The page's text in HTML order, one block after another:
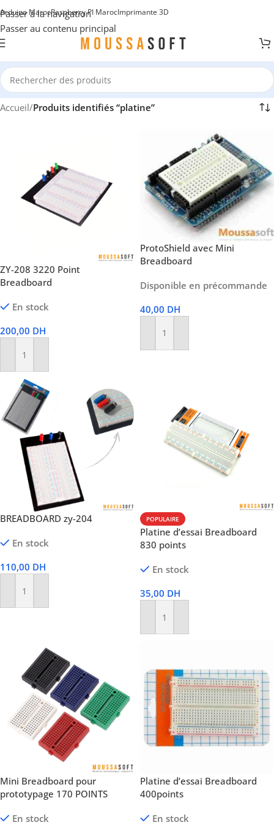
Passer à la navigation
Passer au contenu principal
Arduino MarocRaspberry PI MarocImprimante 3D
Accueil/Produits identifiés “platine”
ZY-208 3220 Point
Breadboard
En stock
200,00 DH
Ajouter Au Panier
ProtoShield avec Mini
Breadboard
Disponible en précommande
40,00 DH
Ajouter Au Panier
BREADBOARD zy-204
En stock
110,00 DH
Ajouter Au Panier
POPULAIRE
Platine d’essai Breadboard
830 points
En stock
35,00 DH
Ajouter Au Panier
Mini Breadboard pour
prototypage 170 POINTS
En stock
Platine d’essai Breadboard
400points
En stock